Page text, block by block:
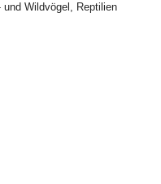
Wildvögel, Reptilien